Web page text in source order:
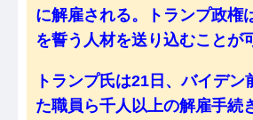
に解雇される。トランプ政権
を誓う人材を送り込むことが
トランプ氏は21日、バイデン
た職員ら千人以上の解雇手続